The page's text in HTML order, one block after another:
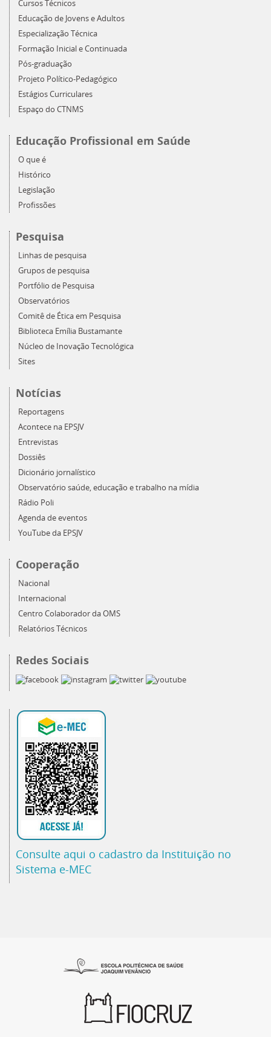
Cursos Técnicos
Educação de Jovens e Adultos
Especialização Técnica
Formação Inicial e Continuada
Pós-graduação
Projeto Político-Pedagógico
Estágios Curriculares
Espaço do CTNMS
Educação Profissional em Saúde
O que é
Histórico
Legislação
Profissões
Pesquisa
Linhas de pesquisa
Grupos de pesquisa
Portfólio de Pesquisa
Observatórios
Comitê de Ética em Pesquisa
Biblioteca Emília Bustamante
Núcleo de Inovação Tecnológica
Sites
Notícias
Reportagens
Acontece na EPSJV
Entrevistas
Dossiês
Dicionário jornalístico
Observatório saúde, educação e trabalho na mídia
Rádio Poli
Agenda de eventos
YouTube da EPSJV
Cooperação
Nacional
Internacional
Centro Colaborador da OMS
Relatórios Técnicos
Redes Sociais
Consulte aqui o cadastro da Instituição no
Sistema e-MEC